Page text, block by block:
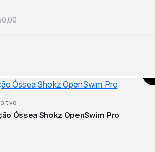
Óssea Shokz OpenSwim Pro